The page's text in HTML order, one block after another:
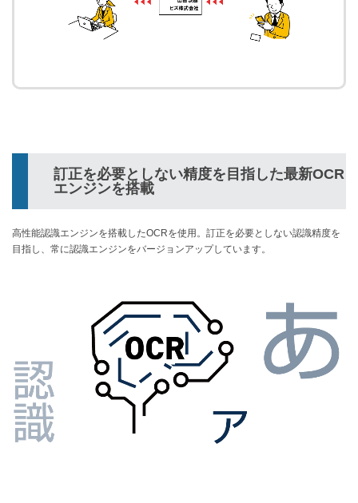
訂正を必要としない精度を目指した最新OCR
エンジンを搭載
高性能認識エンジンを搭載したOCRを使用。訂正を必要としない認識精度を
目指し、常に認識エンジンをバージョンアップしています。